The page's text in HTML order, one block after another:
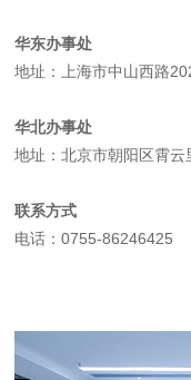
华东办事处
地址：上海市中山西路
华北办事处
地址：北京市朝阳区霄
联系方式
电话：0755-86246425